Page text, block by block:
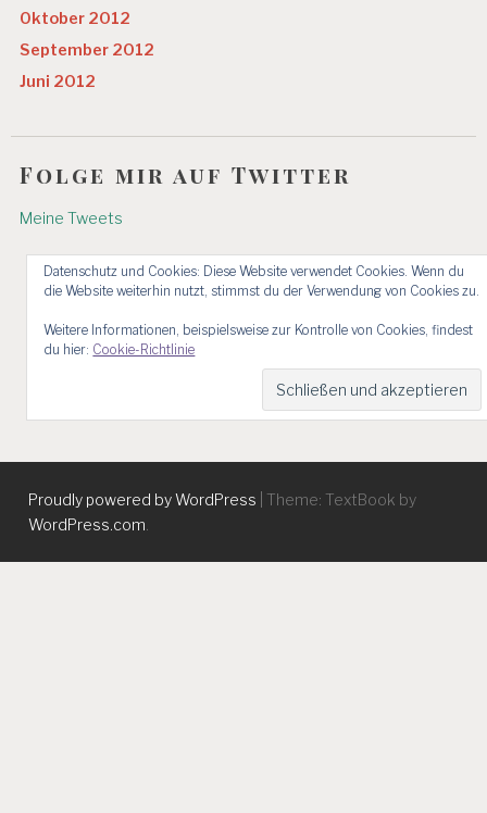
Oktober 2012
September 2012
Juni 2012
Folge mir auf Twitter
Meine Tweets
Datenschutz und Cookies: Diese Website verwendet Cookies. Wenn du
die Website weiterhin nutzt, stimmst du der Verwendung von Cookies zu.
Weitere Informationen, beispielsweise zur Kontrolle von Cookies, findest
du hier: Cookie-Richtlinie
Proudly powered by WordPress
Theme: TextBook by
WordPress.com